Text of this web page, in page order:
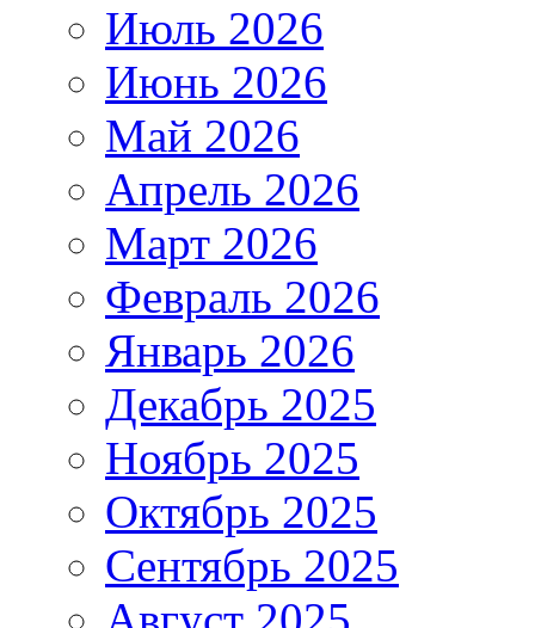
Июль 2026
Июнь 2026
Май 2026
Апрель 2026
Март 2026
Февраль 2026
Январь 2026
Декабрь 2025
Ноябрь 2025
Октябрь 2025
Сентябрь 2025